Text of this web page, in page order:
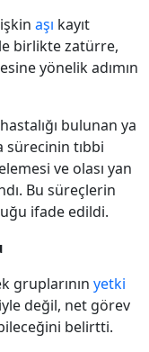
aşı kayıt
birlikte zatürre,
yönelik adımın
bulunan ya
sürecinin tıbbi
ve olası yan
Bu süreçlerin
ifade edildi.
gruplarının yetki
değil, net görev
belirtti.